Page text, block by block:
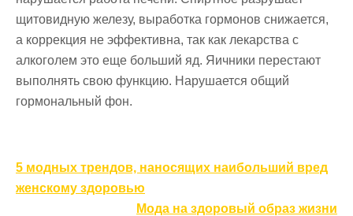
щитовидную железу, выработка гормонов снижается,
а коррекция не эффективна, так как лекарства с
алкоголем это еще больший яд. Яичники перестают
выполнять свою функцию. Нарушается общий
гормональный фон.
Навигация
по
5 модных трендов, наносящих наибольший вред
женскому здоровью
Мода на здоровый образ жизни